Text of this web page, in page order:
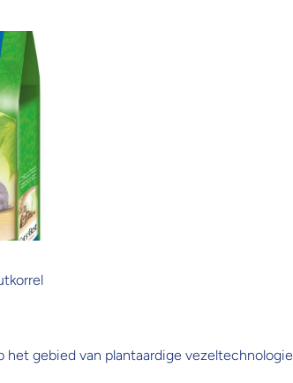
het gebied van plantaardige vezeltechnologie